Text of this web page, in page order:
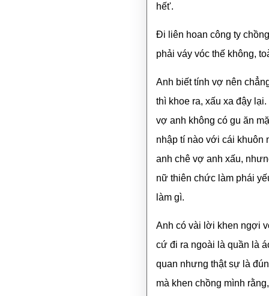
hết'.
Đi liên hoan công ty
phải váy vóc thế không,
Anh biết tính vợ nên
thì khoe ra, xấu xa đậy
vợ anh không có gu ăn
nhập tí nào với cái khuôn
anh chê vợ anh xấu,
nữ thiên chức làm phái
làm gì.
Anh có vài lời khen ngợi
cứ đi ra ngoài là quần là
quan nhưng thật sự là
mà khen chồng mình